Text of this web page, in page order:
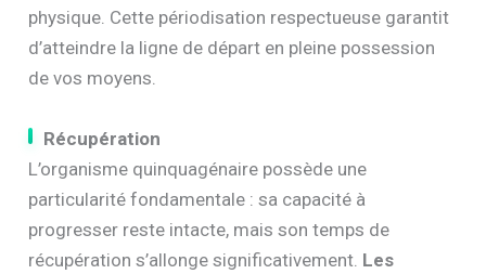
physique. Cette périodisation respectueuse garantit
d’atteindre la ligne de départ en pleine possession
de vos moyens.
Récupération
L’organisme quinquagénaire possède une
particularité fondamentale : sa capacité à
progresser reste intacte, mais son temps de
récupération s’allonge significativement. Les